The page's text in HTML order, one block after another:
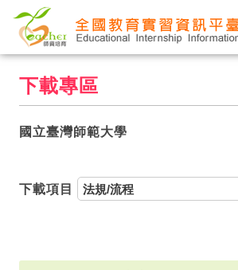
跳到主要內容
下載專區
國立臺灣師範大學
下載項目